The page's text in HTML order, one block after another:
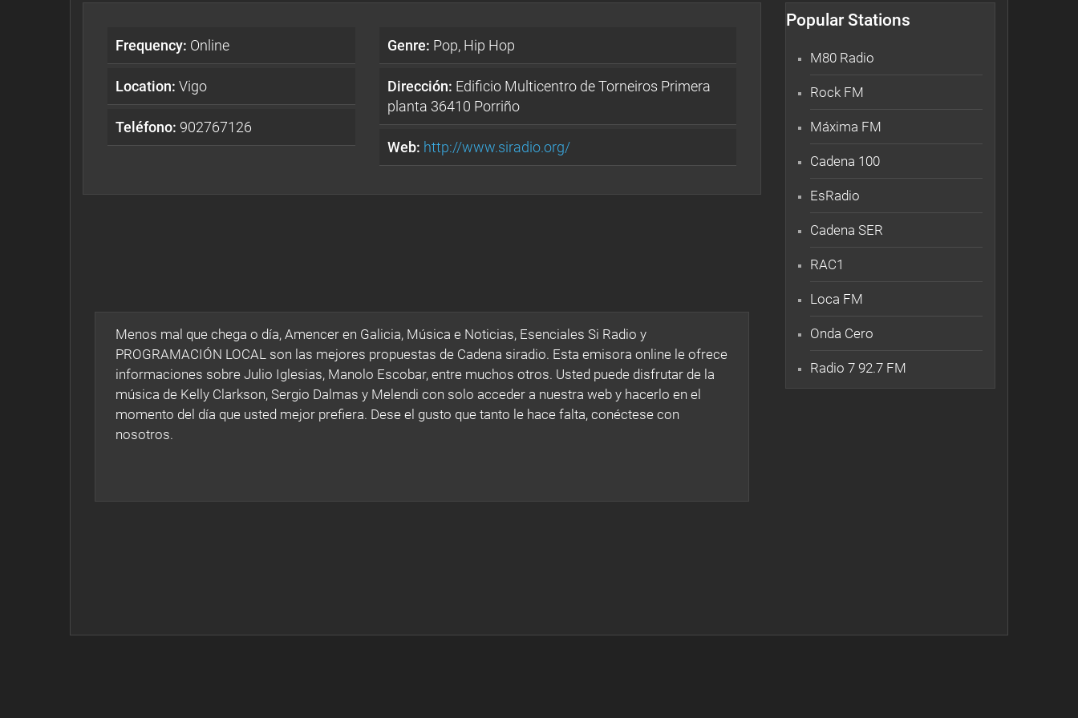
Frequency: Online
Location: Vigo
Teléfono: 902767126
Genre: Pop, Hip Hop
Dirección: Edificio Multicentro de Torneiros Primera
planta 36410 Porriño
Web: http://www.siradio.org/
Menos mal que chega o día, Amencer en Galicia, Música e Noticias, Esenciales Si Radio y
PROGRAMACIÓN LOCAL son las mejores propuestas de Cadena siradio. Esta emisora online le ofrece
informaciones sobre Julio Iglesias, Manolo Escobar, entre muchos otros. Usted puede disfrutar de la
música de Kelly Clarkson, Sergio Dalmas y Melendi con solo acceder a nuestra web y hacerlo en el
momento del día que usted mejor prefiera. Dese el gusto que tanto le hace falta, conéctese con
nosotros.
Popular Stations
M80 Radio
Rock FM
Máxima FM
Cadena 100
EsRadio
Cadena SER
RAC1
Loca FM
Onda Cero
Radio 7 92.7 FM